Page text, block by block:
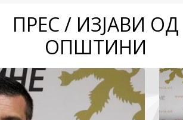
ПРЕС / ИЗЈАВИ ОД
ОПШТИНИ